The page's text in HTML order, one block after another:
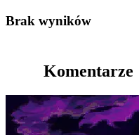
Brak wyników
Komentarze